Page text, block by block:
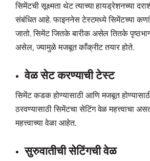
सिमेंटची सूक्ष्मता थेट त्याच्या हायड्रेशनच्या
संबंधित आहे. फाइननेस टेस्टमध्ये सिमेंटच्या
जातो. सिमेंट जितके बारीक असेल तितके
असेल, ज्यामुळे मजबूत काँक्रीट तयार होते.
वेळ सेट करण्याची टेस्ट
सिमेंट कडक होण्यासाठी आणि मजबूत
ठरवण्यासाठी सिमेंटचा सेटिंग वेळ महत्त्वाचा
महत्त्वाच्या वेळा आहेत.
सुरुवातीची सेटिंगची वेळ